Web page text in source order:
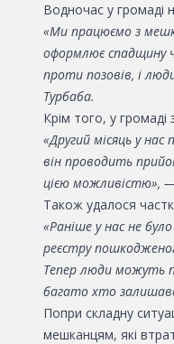
Водночас у
«Ми працюємо з
оформлює спадщину
проти позовів, і
Турбаба.
Крім того, у
«Другий місяць у
він проводить
цією можливістю», —
Також удалося
«Раніше у нас не
реєстру
Тепер люди можуть
багато хто
Попри складну
мешканцям, які